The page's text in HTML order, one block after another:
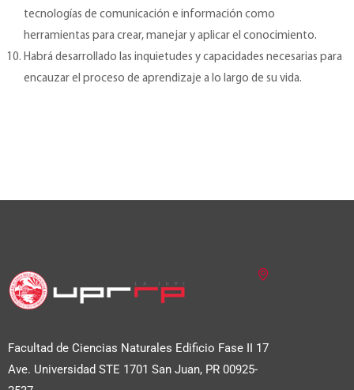
tecnologías de comunicación e información como
herramientas para crear, manejar y aplicar el conocimiento.
Habrá desarrollado las inquietudes y capacidades necesarias para
encauzar el proceso de aprendizaje a lo largo de su vida.
Facultad de Ciencias Naturales Edificio Fase II 17
Ave. Universidad STE 1701 San Juan, PR 00925-